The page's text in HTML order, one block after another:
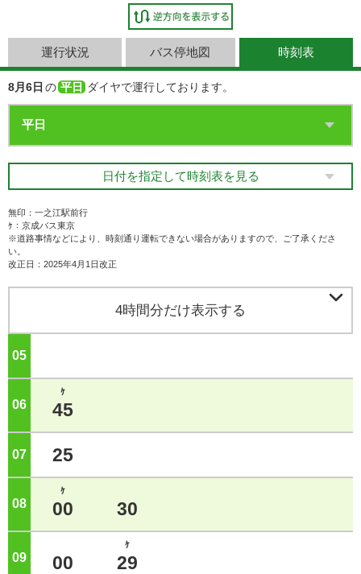
運行状況 バス停地図 時刻表
8月6日 の 平日 ダイヤで運行しております。
日付を指定して時刻表を見る
無印：一之江駅前行
ｹ：京成バス東京
※道路事情などにより、時刻通り運転できない場合がありますので、ご了承くださ
い。
改正日：2025年4月1日改正
4時間分だけ表示する 
05
06
ｹ
45
07 25
08
ｹ
00 30
09 00
ｹ
29